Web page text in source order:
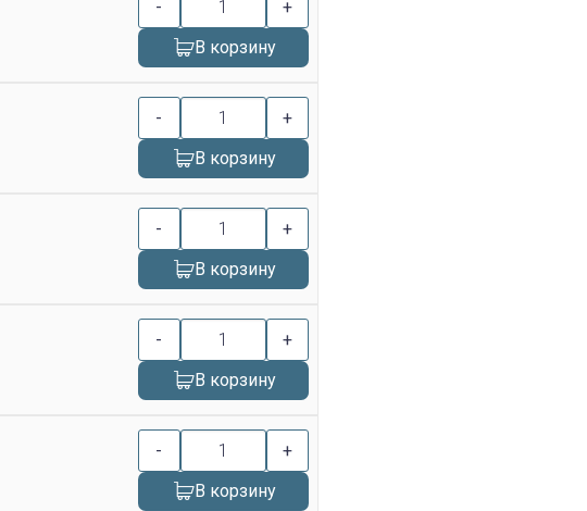
-
+
В корзину
-
+
В корзину
-
+
В корзину
-
+
В корзину
-
+
В корзину